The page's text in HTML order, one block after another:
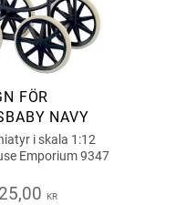
FÖR
NAVY
i skala 1:12
Emporium 9347
KR